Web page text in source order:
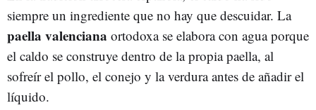
siempre un ingrediente que no hay que descuidar. La
paella valenciana ortodoxa se elabora con agua porque
el caldo se construye dentro de la propia paella, al
sofreír el pollo, el conejo y la verdura antes de añadir el
líquido.